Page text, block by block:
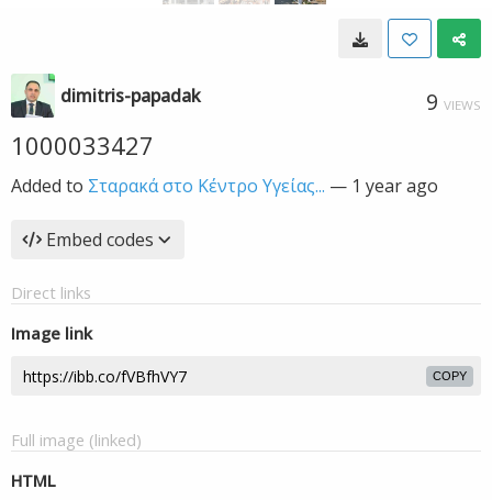
dimitris-papadak 9 VIEWS
1000033427
Added to Σταρακά στο Κέντρο Υγείας... — 1 year ago
Embed codes
Direct links
Image link
COPY
Full image (linked)
HTML